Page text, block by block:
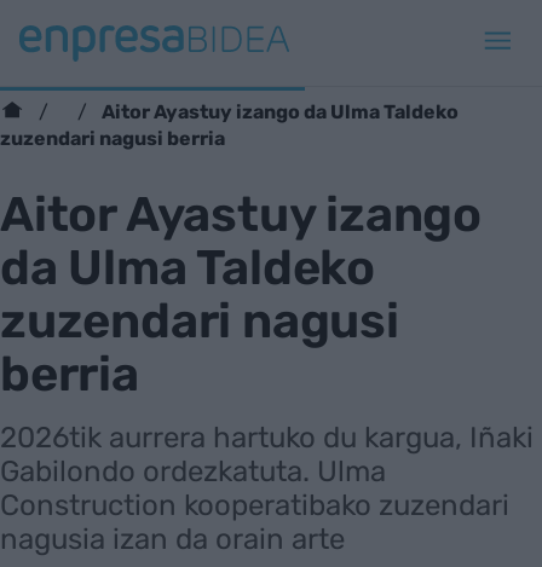
Aitor Ayastuy izango da Ulma Taldeko
zuzendari nagusi berria
Aitor Ayastuy izango
da Ulma Taldeko
zuzendari nagusi
berria
2026tik aurrera hartuko du kargua, Iñaki
Gabilondo ordezkatuta. Ulma
Construction kooperatibako zuzendari
nagusia izan da orain arte